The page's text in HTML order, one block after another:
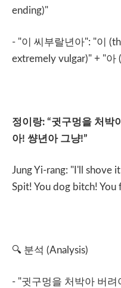
ending)"
- "이 씨부랄년아": "이
extremely vulgar)" + "아
정이랑: “귓구멍을 처박
아! 썅년아 그냥!”
Jung Yi-rang: "I'll shove
Spit! You dog bitch! You
🔍 분석 (Analysis)
- "귓구멍을 처박아 버려